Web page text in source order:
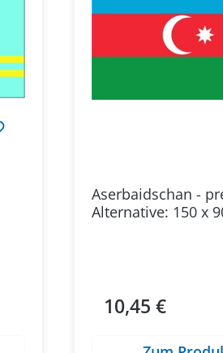
Aserbaidschan -
Alternative: 150 x
Regulärer Preis:
10,45 €